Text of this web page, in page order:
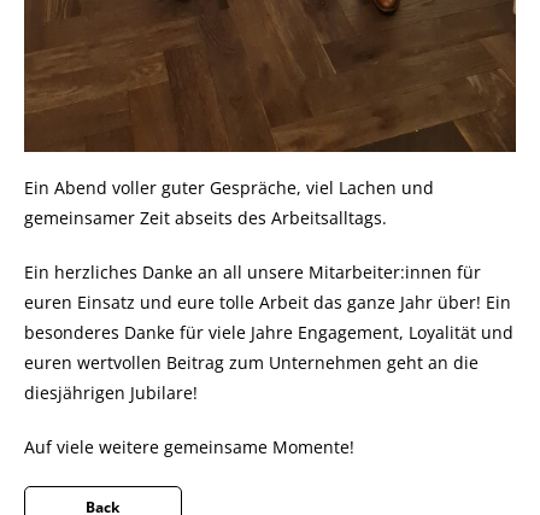
Ein Abend voller guter Gespräche, viel Lachen und
gemeinsamer Zeit abseits des Arbeitsalltags.
Ein herzliches Danke an all unsere Mitarbeiter:innen für
euren Einsatz und eure tolle Arbeit das ganze Jahr über! Ein
besonderes Danke für viele Jahre Engagement, Loyalität und
euren wertvollen Beitrag zum Unternehmen geht an die
diesjährigen Jubilare!
Auf viele weitere gemeinsame Momente!
Back